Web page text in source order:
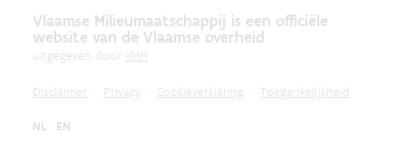
Vlaamse Milieumaatschappij is een officiële
website van de Vlaamse overheid
uitgegeven door VMM
Disclaimer Privacy Cookieverklaring Toegankelijkheid
NL EN